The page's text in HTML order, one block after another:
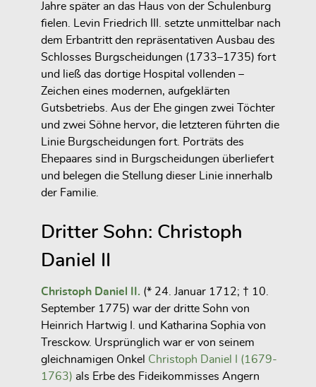
Jahre später an das Haus von der Schulenburg
fielen. Levin Friedrich III. setzte unmittelbar nach
dem Erbantritt den repräsentativen Ausbau des
Schlosses Burgscheidungen (1733–1735) fort
und ließ das dortige Hospital vollenden –
Zeichen eines modernen, aufgeklärten
Gutsbetriebs. Aus der Ehe gingen zwei Töchter
und zwei Söhne hervor, die letzteren führten die
Linie Burgscheidungen fort. Porträts des
Ehepaares sind in Burgscheidungen überliefert
und belegen die Stellung dieser Linie innerhalb
der Familie.
Dritter Sohn: Christoph
Daniel II
Christoph Daniel II. (* 24. Januar 1712; † 10.
September 1775) war der dritte Sohn von
Heinrich Hartwig I. und Katharina Sophia von
Tresckow. Ursprünglich war er von seinem
gleichnamigen Onkel Christoph Daniel I (1679-
1763) als Erbe des Fideikommisses Angern